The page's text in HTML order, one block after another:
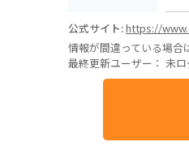
公式サイト:https://
情報が間違っている場合
最終更新ユーザー： 未